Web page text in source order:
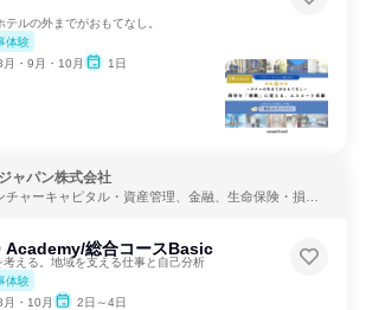
テルの外までがおもてなし。
体験
・9月・10月 1日
ャパン株式会社
チャーキャピタル・資産管理、金融、生命保険・損害
Academy/総合コースBasic
える。地域を支える仕事と自己分析
体験
・10月 2日～4日